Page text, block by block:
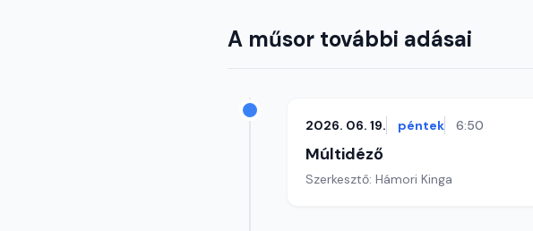
A műsor további adásai
2026. 06. 19. péntek 6:50
Múltidéző
Szerkesztő: Hámori Kinga